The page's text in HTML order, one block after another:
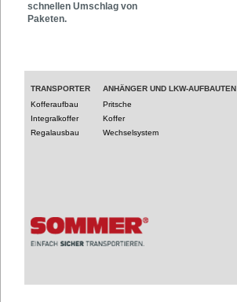
schnellen Umschlag von
Paketen.
TRANSPORTER
Kofferaufbau
Integralkoffer
Regalausbau
ANHÄNGER UND LKW-AUFBAUTEN
Pritsche
Koffer
Wechselsystem